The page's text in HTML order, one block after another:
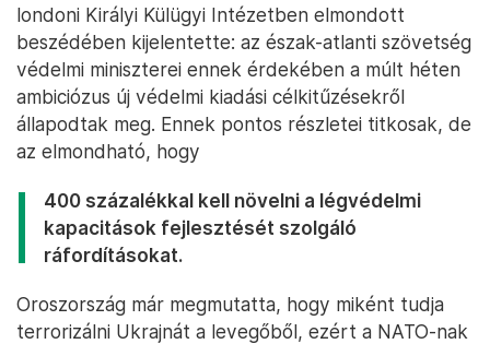
londoni Királyi Külügyi Intézetben elmondott
beszédében kijelentette: az észak-atlanti szövetség
védelmi miniszterei ennek érdekében a múlt héten
ambiciózus új védelmi kiadási célkitűzésekről
állapodtak meg. Ennek pontos részletei titkosak, de
az elmondható, hogy
400 százalékkal kell növelni a légvédelmi
kapacitások fejlesztését szolgáló
ráfordításokat.
Oroszország már megmutatta, hogy miként tudja
terrorizálni Ukrajnát a levegőből, ezért a NATO-nak